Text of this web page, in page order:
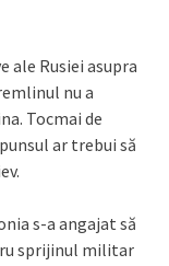
ale Rusiei asupra
nu a
Tocmai de
ar trebui să
s-a angajat să
sprijinul militar